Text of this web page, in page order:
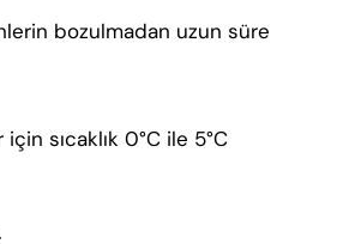
bozulmadan uzun süre
sıcaklık 0°C ile 5°C